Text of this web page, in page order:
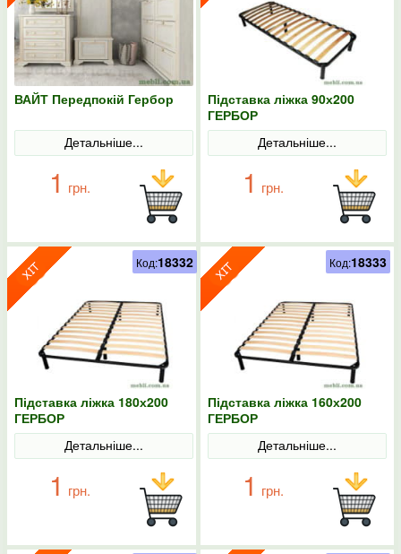
ВАЙТ Передпокій Гербор
Детальніше...
1 грн.
Підставка ліжка 90х200
ГЕРБОР
Детальніше...
1 грн.
Підставка ліжка 180х200
ГЕРБОР
Детальніше...
1 грн.
Код:18332
Підставка ліжка 160х200
ГЕРБОР
Детальніше...
1 грн.
Код:18333